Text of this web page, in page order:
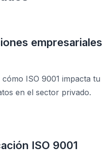
empresariales
ISO 9001 impacta tu
en el sector privado.
ISO 9001